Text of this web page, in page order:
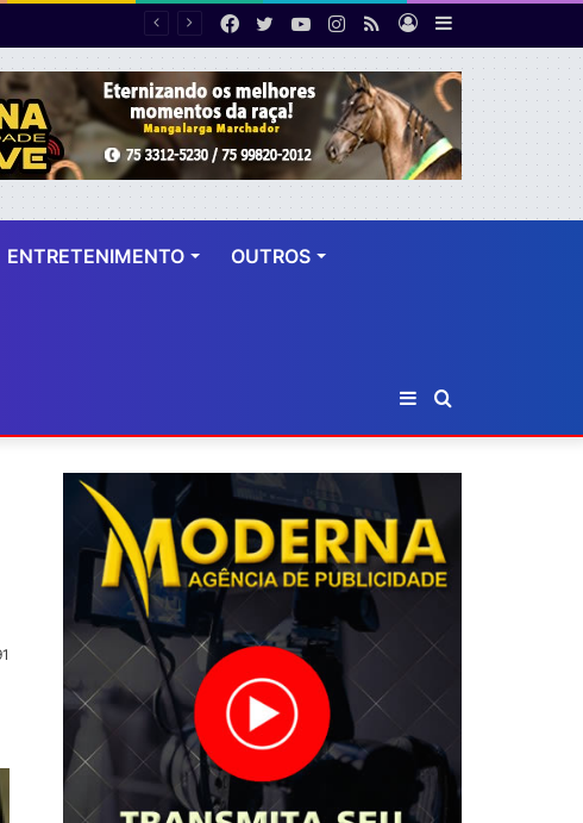
Barra
Lateral
Entrar
RSS
Instagram
YouTube
Twitter
Facebook
ENTRETENIMENTO OUTROS
por
Barra
Lateral